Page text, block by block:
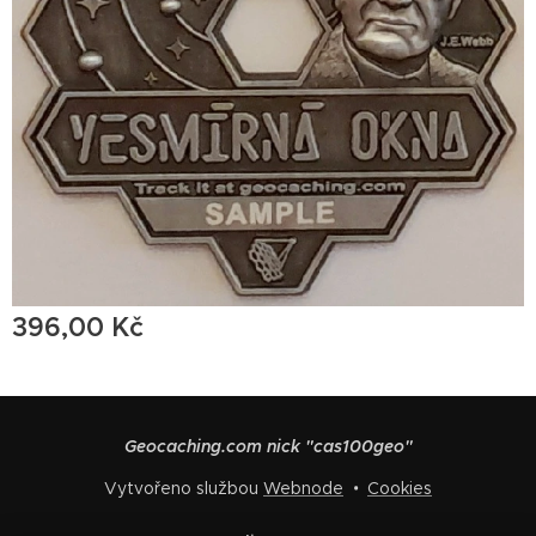
396,00 Kč
Geocaching.com nick "cas100geo"
Vytvořeno službou Webnode Cookies